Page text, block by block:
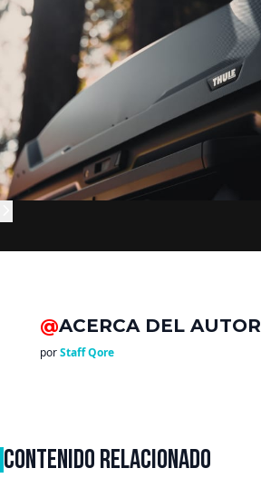
@ACERCA DEL AUTOR
porStaff Qore
CONTENIDO RELACIONADO